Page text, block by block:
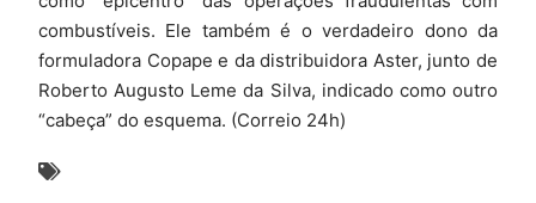
combustíveis. Ele também é o verdadeiro dono da
formuladora Copape e da distribuidora Aster, junto de
Roberto Augusto Leme da Silva, indicado como outro
“cabeça” do esquema. (Correio 24h)